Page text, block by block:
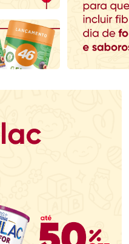
Comprar sem Desconto
Por R$ 123,29/cada
Comprar sem Desconto
Por R$ 123,29/cada